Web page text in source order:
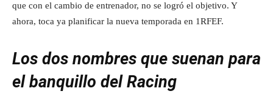
que con el cambio de entrenador, no se logró el objetivo. Y
ahora, toca ya planificar la nueva temporada en 1RFEF.
Los dos nombres que suenan para
el banquillo del Racing